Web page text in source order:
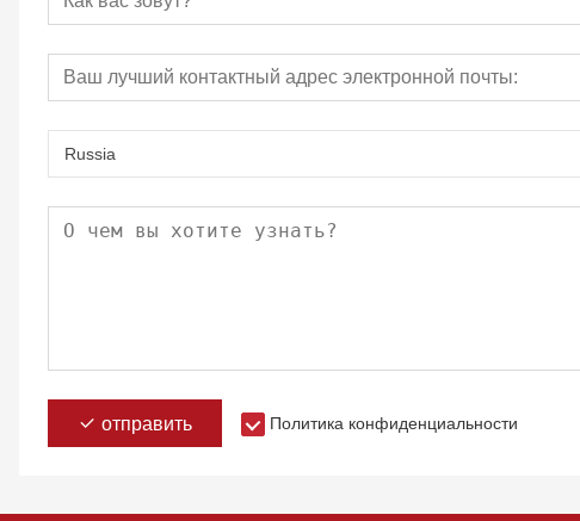
Russia
отправить Политика конфиденциальности